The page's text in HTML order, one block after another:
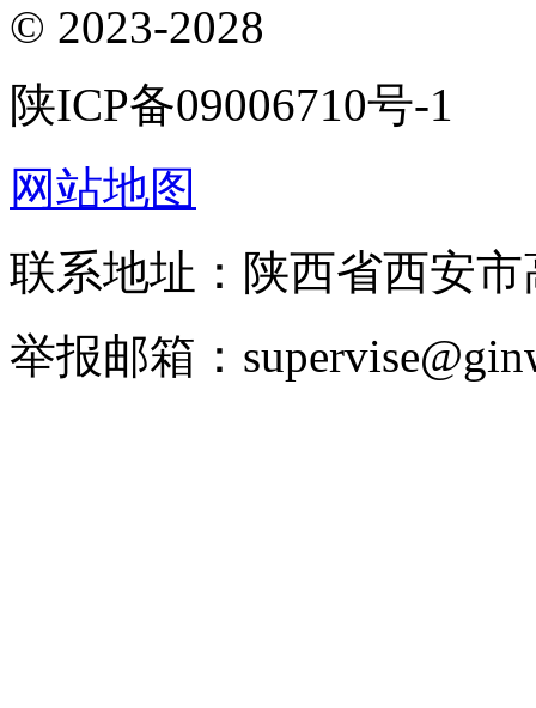
© 2023-2028
陕ICP备09006710号-1
网站地图
联系地址：陕西省西安
举报邮箱：